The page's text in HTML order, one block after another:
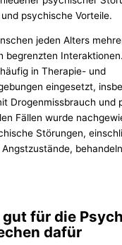
psychische Vorteile.
jeden Alters
begrenzten
in Therapie- und
eingesetzt,
Drogenmissbrauch und
Fällen wurde
Störungen,
für die
dafür